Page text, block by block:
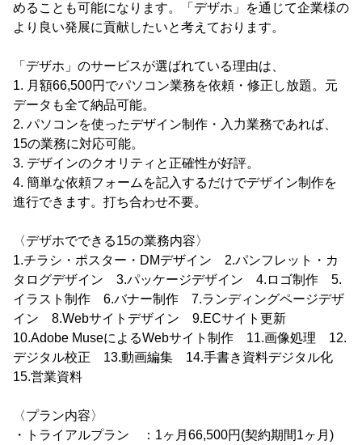
めることも可能になります。「デザホ」を通じて企業様の
より良い発展に貢献したいと考えております。
「デザホ」のサービスが選ばれている理由は、
1. 月額66,500円でパソコン業務を依頼・修正し放題。元
データも全て納品可能。
2. パソコンを使ったデザイン制作・入力業務であれば、
15の業務に対応可能。
3. デザインのクオリティと正確性が好評。
4. 簡単な依頼フォームを記入するだけでデザイン制作を
進行できます。打ち合わせ不要。
〈デザホでできる15の業務内容〉
1.チラシ・ポスター・DMデザイン 2.パンフレット・カ
タログデザイン 3.パッケージデザイン 4.ロゴ制作 5.
イラスト制作 6.バナー制作 7.ランディングページデザ
イン 8.Webサイトデザイン 9.ECサイト更新
10.Adobe MuseによるWebサイト制作 11.画像処理 12.
デジタル校正 13.動画編集 14.手書き資料デジタル化
15.営業資料
〈プラン内容〉
・トライアルプラン ：1ヶ月66,500円(契約期間1ヶ月)